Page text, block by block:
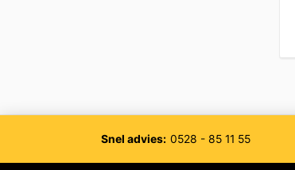
Snel advies: 0528 - 85 11 55